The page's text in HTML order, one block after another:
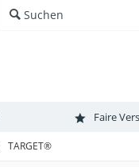
Suchen
Faire
TARGET®